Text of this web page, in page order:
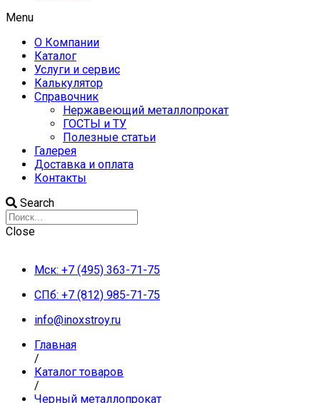
Menu
О Компании
Каталог
Услуги и сервис
Калькулятор
Справочник
Нержавеющий металлопрокат
ГОСТЫ и ТУ
Полезные статьи
Галерея
Доставка и оплата
Контакты
Search
Close
Мск: +7 (495) 363-71-75
СПб: +7 (812) 985-71-75
info@inoxstroy.ru
Главная
/
Каталог товаров
/
Черный металлопрокат